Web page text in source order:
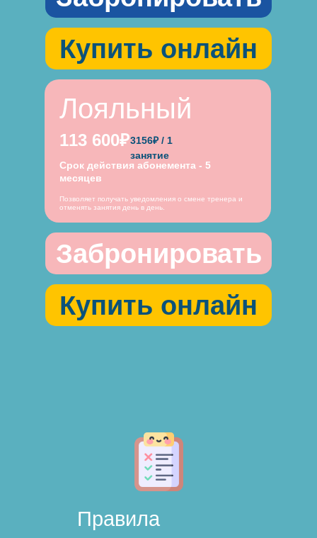
Позволяет получать уведомления о смене тренера и
отменять занятия день в день.
113 600₽
Срок действия абонемента - 5
месяцев
3156₽ / 1
занятие
Лояльный
Купить онлайн
Забронировать
Купить онлайн
Правила